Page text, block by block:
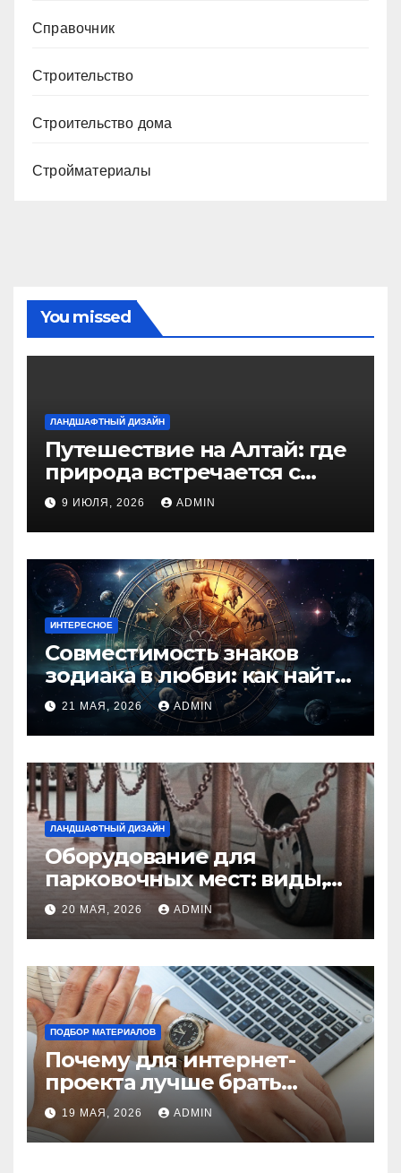
Справочник
Строительство
Строительство дома
Стройматериалы
You missed
ЛАНДШАФТНЫЙ ДИЗАЙН
Путешествие на Алтай: где
природа встречается с
духом приключений
9 ИЮЛЯ, 2026 ADMIN
ИНТЕРЕСНОЕ
Совместимость знаков
зодиака в любви: как найти
идеальную пару и
избежать конфликтов
21 МАЯ, 2026 ADMIN
ЛАНДШАФТНЫЙ ДИЗАЙН
Оборудование для
парковочных мест: виды,
функции и нормы
установки
20 МАЯ, 2026 ADMIN
ПОДБОР МАТЕРИАЛОВ
Почему для интернет-
проекта лучше брать
отдельный сервер:
преимущества и ключевые
аспекты
19 МАЯ, 2026 ADMIN